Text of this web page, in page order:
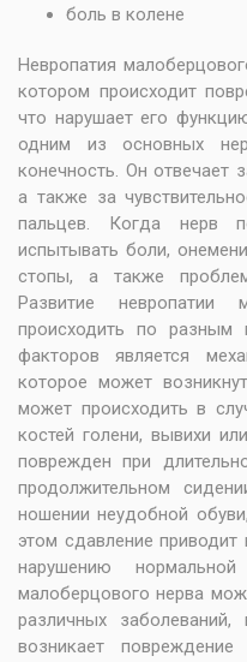
боль в колене
Невропатия
котором происходит
что нарушает его
одним из основных
конечность. Он отвечает
а также за
пальцев. Когда нерв
испытывать боли,
стопы, а также
Развитие невропатии
происходить по разным
факторов является
которое может
может происходить в
костей голени, вывихи
поврежден при
продолжительном
ношении неудобной
этом сдавление
нарушению
малоберцового нерва
различных
возникает